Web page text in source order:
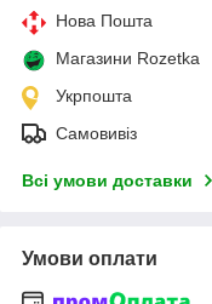
Нова Пошта
Магазини Rozetka
Укрпошта
Самовивіз
Всі умови доставки
Умови оплати